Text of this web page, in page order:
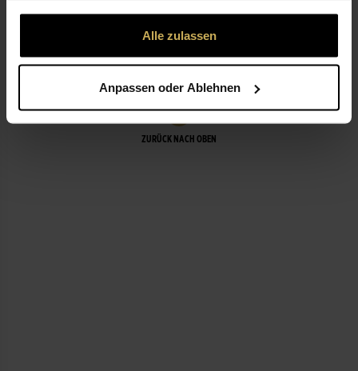
gesammelt haben.
Alle zulassen
Anpassen oder Ablehnen
bluetenpracht2019@gmx.de
LEISTUNGEN
ZURÜCK NACH OBEN